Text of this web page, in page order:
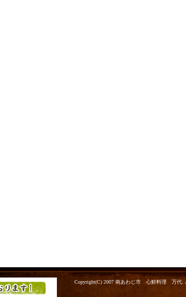
Copyright(C) 2007 南あわじ市 心鮮料理 万代.